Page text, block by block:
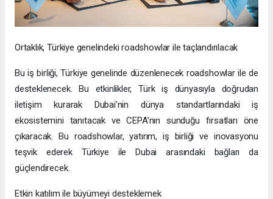
Ortaklık, Türkiye genelindeki roadshowlar ile taçlandırılacak
Bu iş birliği, Türkiye genelinde düzenlenecek roadshowlar ile de
desteklenecek. Bu etkinlikler, Türk iş dünyasıyla doğrudan
iletişim kurarak Dubai’nin dünya standartlarındaki iş
ekosistemini tanıtacak ve CEPA’nın sunduğu fırsatları öne
çıkaracak. Bu roadshowlar, yatırım, iş birliği ve inovasyonu
teşvik ederek Türkiye ile Dubai arasındaki bağları da
güçlendirecek.
Etkin katılım ile büyümeyi desteklemek